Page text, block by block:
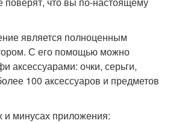
является полноценным
С его помощью можно
аксессуарами: очки, серьги,
100 аксессуаров и предметов
минусах приложения: